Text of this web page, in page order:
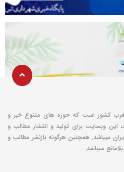
کشور است که حوزه های متنوع خبر و
وبسایت برای تولید و انتشار مطالب و
میباشد. همچنین هرگونه بازنشر مطالب و
میباشد.